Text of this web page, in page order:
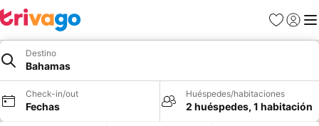
Favoritos
Iniciar
Destino
Bahamas
Check-in/out
Fechas
Huéspedes/habitaciones
2 huéspedes, 1 habitación